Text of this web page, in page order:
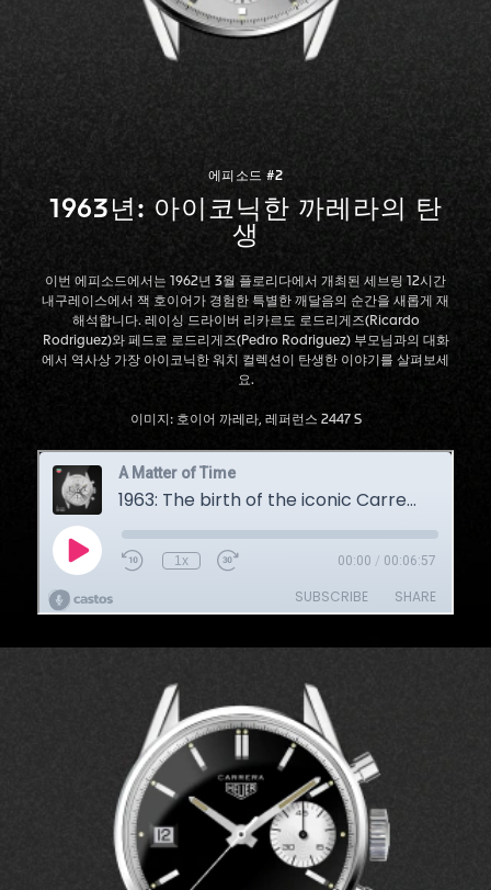
에피소드 #2
1963년: 아이코닉한 까레라의 탄
생
이번 에피소드에서는 1962년 3월 플로리다에서 개최된 세브링 12시간
내구레이스에서 잭 호이어가 경험한 특별한 깨달음의 순간을 새롭게 재
해석합니다. 레이싱 드라이버 리카르도 로드리게즈(Ricardo
Rodriguez)와 페드로 로드리게즈(Pedro Rodriguez) 부모님과의 대화
에서 역사상 가장 아이코닉한 워치 컬렉션이 탄생한 이야기를 살펴보세
요.
이미지: 호이어 까레라, 레퍼런스 2447 S